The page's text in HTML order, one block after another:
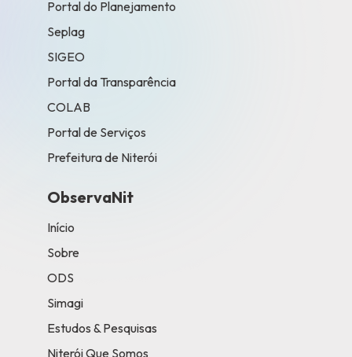
Portal do Planejamento
Seplag
SIGEO
Portal da Transparência
COLAB
Portal de Serviços
Prefeitura de Niterói
ObservaNit
Início
Sobre
ODS
Simagi
Estudos & Pesquisas
Niterói Que Somos